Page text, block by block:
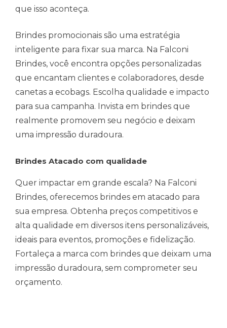
que isso aconteça.
Brindes promocionais são uma estratégia
inteligente para fixar sua marca. Na Falconi
Brindes, você encontra opções personalizadas
que encantam clientes e colaboradores, desde
canetas a ecobags. Escolha qualidade e impacto
para sua campanha. Invista em brindes que
realmente promovem seu negócio e deixam
uma impressão duradoura.
Brindes Atacado com qualidade
Quer impactar em grande escala? Na Falconi
Brindes, oferecemos brindes em atacado para
sua empresa. Obtenha preços competitivos e
alta qualidade em diversos itens personalizáveis,
ideais para eventos, promoções e fidelização.
Fortaleça a marca com brindes que deixam uma
impressão duradoura, sem comprometer seu
orçamento.